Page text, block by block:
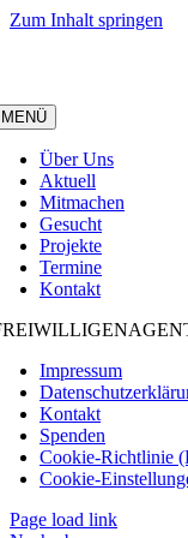
Zum Inhalt springen
MENÜ
Über Uns
Aktuell
Mitmachen
Gesucht
Projekte
Termine
Kontakt
Impressum
Kontakt
Spenden
Cookie-Richtlinie
Cookie-
Page load link